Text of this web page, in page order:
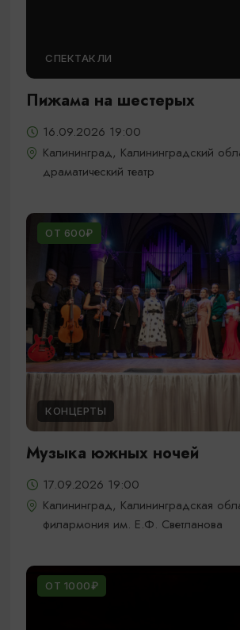
СПЕКТАКЛИ
Пижама на шестерых
16.09.2026 19:00
Калининград, Калининградский
драматический театр
ОТ 600₽
КОНЦЕРТЫ
Музыка южных ночей
17.09.2026 19:00
Калининград, Калининградская
филармония им. Е.Ф. Светланова
ОТ 1000₽